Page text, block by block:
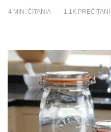
4 MIN. ČÍTANIA 1.1K PREČÍTANÍ